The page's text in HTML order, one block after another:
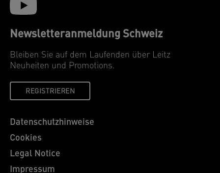
Newsletteranmeldung Schweiz
Bleiben Sie auf dem Laufenden über Leitz
Neuheiten und Promotions.
REGISTRIEREN
Datenschutzhinweise
Cookies
Legal Notice
Impressum